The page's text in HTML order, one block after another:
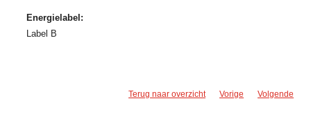
Energielabel:
Label B
Terug naar overzicht Vorige Volgende